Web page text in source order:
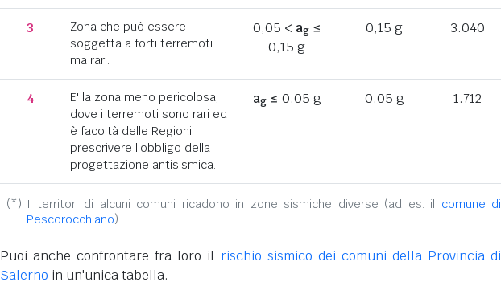
3
Zona che può essere
soggetta a forti terremoti
ma rari.
0,05 < ag≤
0,15 g
0,15 g 3.040
4
E' la zona meno pericolosa,
dove i terremoti sono rari ed
è facoltà delle Regioni
prescrivere l’obbligo della
progettazione antisismica.
ag≤ 0,05 g 0,05 g 1.712
(*): I territori di alcuni comuni ricadono in zone sismiche diverse (ad es. il comune di
Pescorocchiano).
Puoi anche confrontare fra loro il rischio sismico dei comuni della Provincia di
Salerno in un'unica tabella.